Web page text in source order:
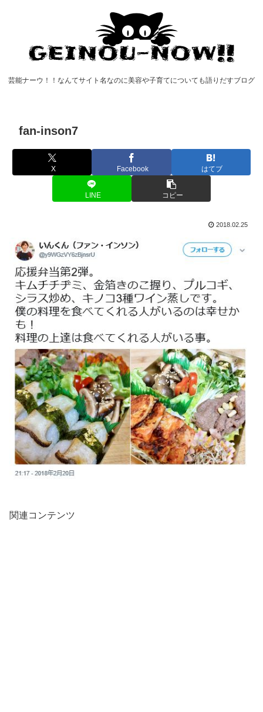
芸能ナーウ！！なんてサイト名なのに美容や子育てについても語りだすブログ
fan-inson7
X Facebook はてブ
LINE コピー
2018.02.25
関連コンテンツ